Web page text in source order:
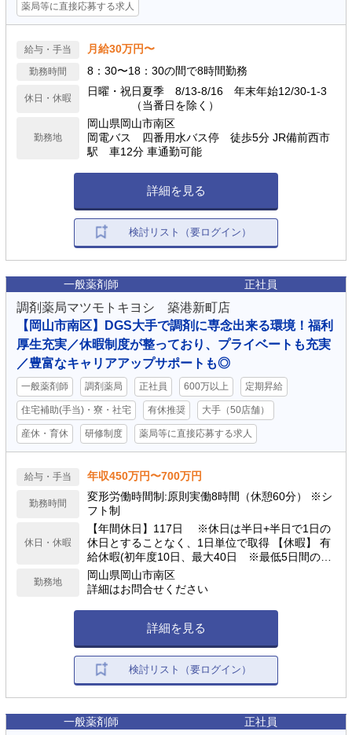
薬局等に直接応募する求人
給与・手当 月給30万円〜
勤務時間 8：30〜18：30の間で8時間勤務
休日・休暇
日曜・祝日夏季 8/13-8/16 年末年始12/30-1-3
（当番日を除く）
勤務地
岡山県岡山市南区
岡電バス 四番用水バス停 徒歩5分 JR備前西市
駅 車12分 車通勤可能
詳細を見る
検討リスト（要ログイン）
一般薬剤師 正社員
調剤薬局マツモトキヨシ 築港新町店
【岡山市南区】DGS大手で調剤に専念出来る環境！福利
厚生充実／休暇制度が整っており、プライベートも充実
／豊富なキャリアアップサポートも◎
一般薬剤師 調剤薬局 正社員 600万以上 定期昇給
住宅補助(手当)・寮・社宅 有休推奨 大手（50店舗）
産休・育休 研修制度 薬局等に直接応募する求人
給与・手当 年収450万円〜700万円
勤務時間
変形労働時間制:原則実働8時間（休憩60分） ※シ
フト制
休日・休暇
【年間休日】117日 ※休日は半日+半日で1日の
休日とすることなく、1日単位で取得 【休暇】 有
給休暇(初年度10日、最大40日 ※最低5日間の有
給休暇取得を義務付） 慶弔休暇、産前産後(産前6
週産後8週)、育児(最大2年）、介護休業 他
勤務地
岡山県岡山市南区
詳細はお問合せください
詳細を見る
検討リスト（要ログイン）
一般薬剤師 正社員